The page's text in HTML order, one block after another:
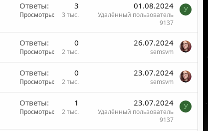
Ответы 3
Просмотры 3 тыс.
01.08.2024
Удалённый пользователь
9137
У
Ответы 0
Просмотры 2 тыс.
26.07.2024
semsvm
Ответы 0
Просмотры 2 тыс.
23.07.2024
semsvm
Ответы 1
Просмотры 2 тыс.
23.07.2024
Удалённый пользователь
9137
У